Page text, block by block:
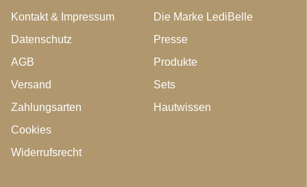
Kontakt & Impressum
Datenschutz
AGB
Versand
Zahlungsarten
Cookies
Widerrufsrecht
Die Marke LediBelle
Presse
Produkte
Sets
Hautwissen